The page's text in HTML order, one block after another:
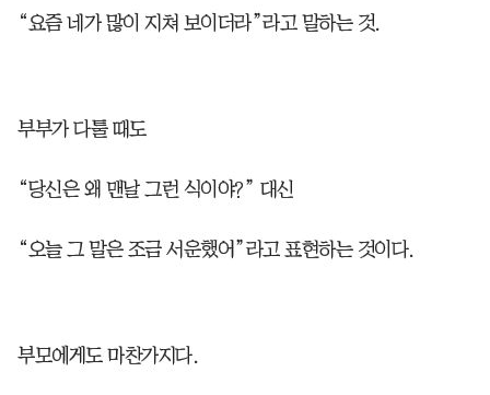
“요즘 네가 많이 지쳐 보이더라”라고 말하는 것.
부부가 다툴 때도
“당신은 왜 맨날 그런 식이야?” 대신
“오늘 그 말은 조금 서운했어”라고 표현하는 것이다.
부모에게도 마찬가지다.